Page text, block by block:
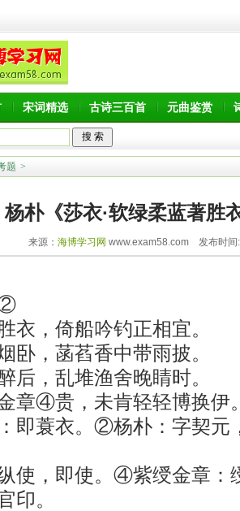
宋词精选 古诗三百首 元曲鉴赏
题 >
杨朴《莎衣·软绿柔蓝著胜
来源： 海博学习网 www.exam58.com 发布时间
②
衣，倚船吟钓正相宜。
卧，菡萏香中带雨披。
后，乱堆渔舍晚睛时。
章④贵，未肯轻轻博换伊
即蓑衣。②杨朴：字契元
使，即使。④紫绶金章：
印。